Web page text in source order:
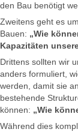
den Bau benötigt
Zweitens geht es
Bauen: „Wie
Kapazitäten
Drittens sollten wir
anders formuliert,
werden, damit sie
bestehende
können: „Wie
Während dies